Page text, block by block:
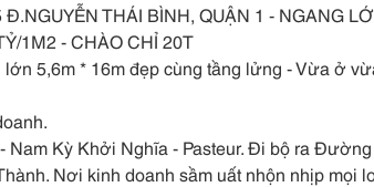
THÁI BÌNH, QUẬN 1 - NGANG
1M2 - CHÀO CHỈ 20T
5,6m * 16m đẹp cùng tầng lửng - Vừa ở
Nam Kỳ Khởi Nghĩa - Pasteur. Đi bộ ra
Nơi kinh doanh sầm uất nhộn nhịp mọi